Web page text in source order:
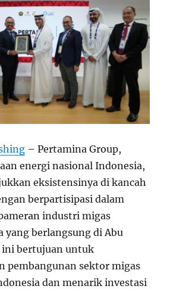
– Pertamina Group,
energi nasional Indonesia,
eksistensinya di kancah
berpartisipasi dalam
industri migas
yang berlangsung di Abu
ini bertujuan untuk
pembangunan sektor migas
dan menarik investasi